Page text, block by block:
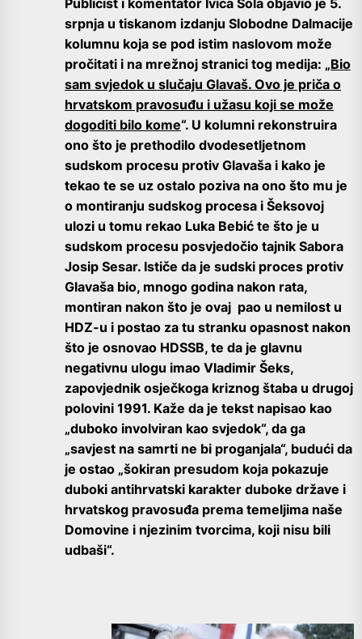
Publicist i komentator Ivica Šola objavio je 5.
srpnja u tiskanom izdanju Slobodne Dalmacije
kolumnu koja se pod istim naslovom može
pročitati i na mrežnoj stranici tog medija: „Bio
sam svjedok u slučaju Glavaš. Ovo je priča o
hrvatskom pravosuđu i užasu koji se može
dogoditi bilo kome“. U kolumni rekonstruira
ono što je prethodilo dvodesetljetnom
sudskom procesu protiv Glavaša i kako je
tekao te se uz ostalo poziva na ono što mu je
o montiranju sudskog procesa i Šeksovoj
ulozi u tomu rekao Luka Bebić te što je u
sudskom procesu posvjedočio tajnik Sabora
Josip Sesar. Ističe da je sudski proces protiv
Glavaša bio, mnogo godina nakon rata,
montiran nakon što je ovaj pao u nemilost u
HDZ-u i postao za tu stranku opasnost nakon
što je osnovao HDSSB, te da je glavnu
negativnu ulogu imao Vladimir Šeks,
zapovjednik osječkoga kriznog štaba u drugoj
polovini 1991. Kaže da je tekst napisao kao
„duboko involviran kao svjedok“, da ga
„savjest na samrti ne bi proganjala“, budući da
je ostao „šokiran presudom koja pokazuje
duboki antihrvatski karakter duboke države i
hrvatskog pravosuđa prema temeljima naše
Domovine i njezinim tvorcima, koji nisu bili
udbaši“.